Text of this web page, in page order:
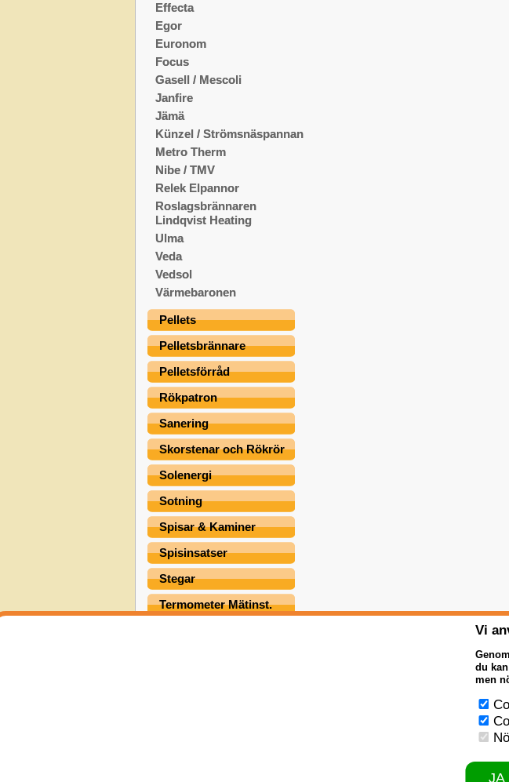
Effecta
Egor
Euronom
Focus
Gasell / Mescoli
Janfire
Jämä
Künzel / Strömsnäspannan
Metro Therm
Nibe / TMV
Relek Elpannor
Roslagsbrännaren
Lindqvist Heating
Ulma
Veda
Vedsol
Värmebaronen
Pellets
Pelletsbrännare
Pelletsförråd
Rökpatron
Sanering
Skorstenar och Rökrör
Solenergi
Sotning
Spisar & Kaminer
Spisinsatser
Stegar
Termometer Mätinst.
Vi
du
men
JA